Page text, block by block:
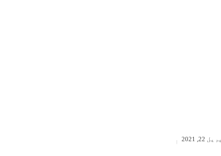
22, 2021